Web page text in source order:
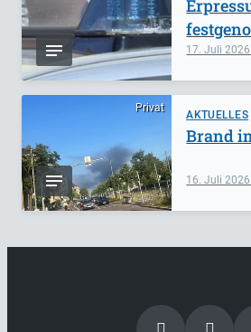
17. Juli 2026
Privat
AKTUELLES
16. Juli
Brand